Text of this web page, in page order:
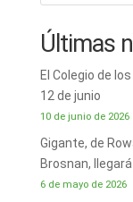
Últimas
El Colegio de
12 de junio
10 de junio de 2026
Gigante, de
Brosnan,
6 de mayo de 2026